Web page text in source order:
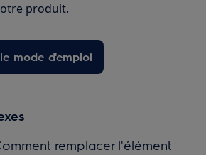
produit.
mode d'emploi
remplacer l'élément